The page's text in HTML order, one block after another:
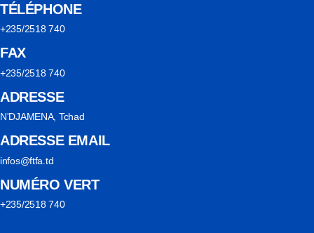
TÉLÉPHONE
+235/2518 740
FAX
+235/2518 740
ADRESSE
N'DJAMENA, Tchad
ADRESSE EMAIL
infos@ftfa.td
NUMÉRO VERT
+235/2518 740